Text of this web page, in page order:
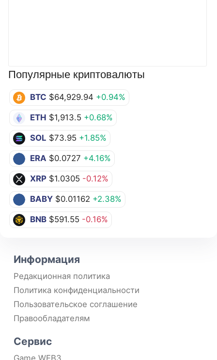
Популярные криптовалюты
BTC $64,929.94 +0.94%
ETH $1,913.5 +0.68%
SOL $73.95 +1.85%
ERA $0.0727 +4.16%
XRP $1.0305 -0.12%
BABY $0.01162 +2.38%
BNB $591.55 -0.16%
Информация
Редакционная политика
Политика конфиденциальности
Пользовательское соглашение
Правообладателям
Сервис